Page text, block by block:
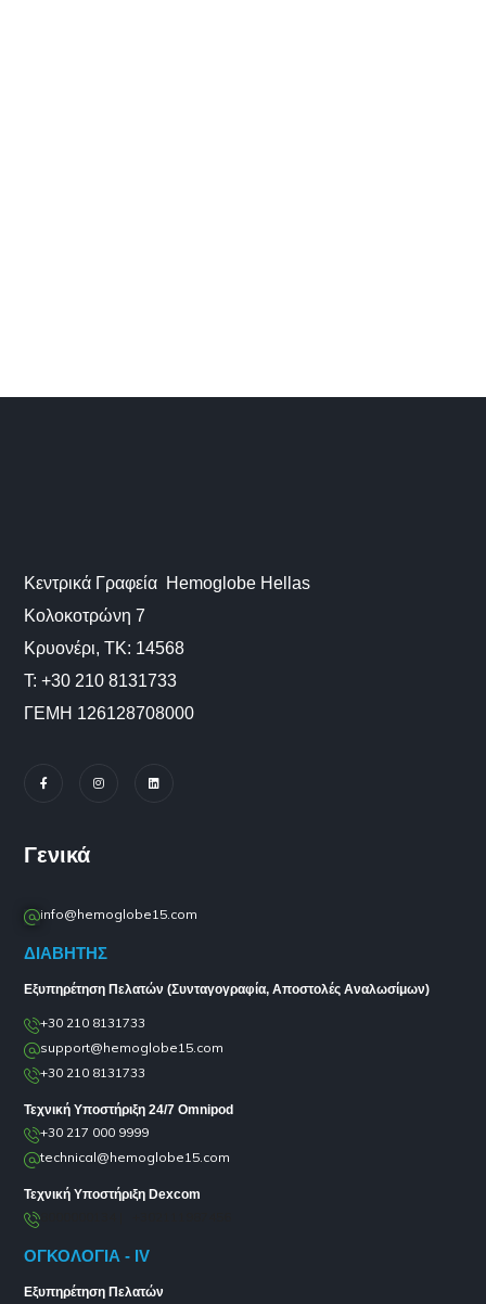
Κεντρικά Γραφεία Hemoglobe Hellas
Κολοκοτρώνη 7
Κρυονέρι, ΤΚ: 14568
Τ: +30 210 8131733
ΓΕΜΗ 126128708000
Γενικά
info@hemoglobe15.com
ΔΙΑΒΗΤΗΣ
Εξυπηρέτηση Πελατών (Συνταγογραφία, Αποστολές Αναλωσίμων)
+30 210 8131733
support@hemoglobe15.com
+30 210 8131733
Τεχνική Υποστήριξη 24/7 Omnipod
+30 217 000 9999
technical@hemoglobe15.com
Τεχνική Υποστήριξη Dexcom
ΟΓΚΟΛΟΓΙΑ - IV
Εξυπηρέτηση Πελατών